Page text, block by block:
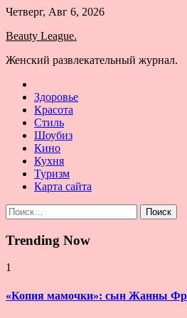
Skip
content
Четверг, Авг 6, 2026
Beauty League.
Женский развлекательный журнал.
Здоровье
Красота
Стиль
Шоубиз
Кино
Кухня
Туризм
Карта сайта
Найти:
Trending Now
1
«Копия мамочки»: сын Жанны